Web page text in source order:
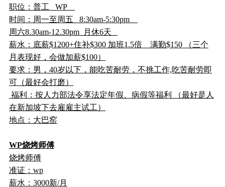
职位：普工 WP
时间：周一至周五 8:30am-5:30pm
周六8.30am-12.30pm 月休6天
薪水：底薪$1200+住补$300 加班1.5倍 满勤$150 （三个
月表现好，会做加薪$100）
要求：男，40岁以下，能吃苦耐劳，不挑工作,吃苦耐劳即
可（最好会打磨）
福利：按人力部法令享法定年假、病假等福利 （最好是人
在新加坡下去雇雇主试工）
地点：大巴窑
WP烧烤师傅
烧烤师傅
准证：wp
薪水：3000新/月